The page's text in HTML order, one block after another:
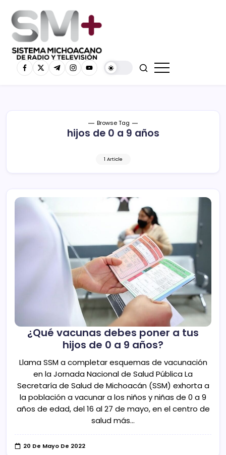
Browse Tag
hijos de 0 a 9 años
1 Article
¿Qué vacunas debes poner a tus
hijos de 0 a 9 años?
Llama SSM a completar esquemas de vacunación
en la Jornada Nacional de Salud Pública La
Secretaría de Salud de Michoacán (SSM) exhorta a
la población a vacunar a los niños y niñas de 0 a 9
años de edad, del 16 al 27 de mayo, en el centro de
salud más…
20 De Mayo De 2022